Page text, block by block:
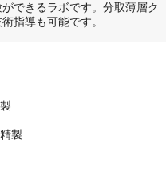
できるラボです。分取薄層ク
指導も可能です。
製